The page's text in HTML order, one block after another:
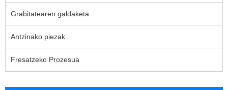
Grabitatearen galdaketa
Antzinako piezak
Fresatzeko Prozesua